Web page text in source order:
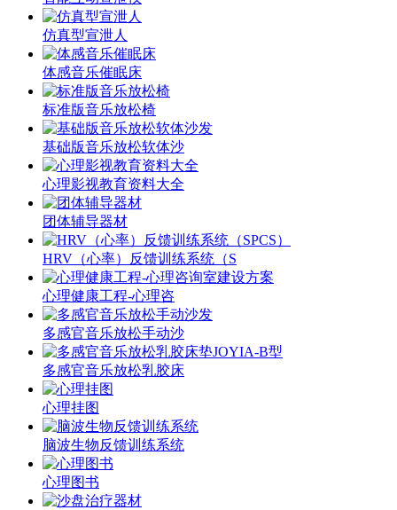
仿真型宣泄人
体感音乐催眠床
标准版音乐放松椅
基础版音乐放松软体沙
心理影视教育资料大全
团体辅导器材
HRV（心率）反馈训练系统（S
心理健康工程-心理咨
多感官音乐放松手动沙
多感官音乐放松乳胶床
心理挂图
脑波生物反馈训练系统
心理图书